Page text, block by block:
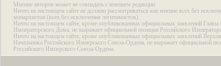
Мнение авторов может не совпадать с мнением редакции.
Ничто на настоящем сайте не должно рассматриваться как мнение всех без
монархистов (всех без исключения легитимистов).
Ничто на настоящем сайте, кроме опубликованных официальных заявлений Главы
Императорского Дома, не выражает официальной позиции Российского
Ничто на настоящем сайте, кроме опубликованных официальных заявлений
Начальника Российского Имперского Союза-Ордена, не выражает официальной
Российского Имперского Союза-Ордена.